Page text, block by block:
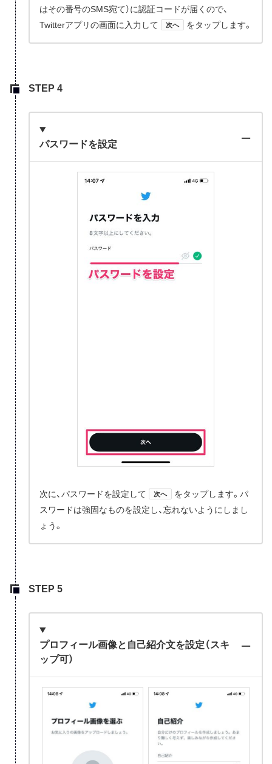
はその番号のSMS宛て）に認証コードが届くので、
Twitterアプリの画面に入力して
次へ をタップします。
パスワードを設定
次に、パスワードを設定して 次へ
をタップします。パ
スワードは強固なものを設定し、忘れないようにしまし
ょう。
プロフィール画像と自己紹介文を設定（スキ
ップ可）